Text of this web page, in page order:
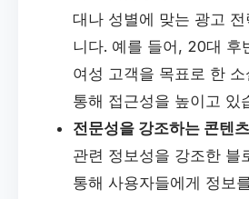
대나 성별에 맞는 광고
니다. 예를 들어, 20대 후
여성 고객을 목표로 한
통해 접근성을 높이고 있
전문성을 강조하는 콘텐
관련 정보성을 강조한 블
통해 사용자들에게 정보